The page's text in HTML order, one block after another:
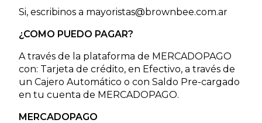
Si, escribinos a mayoristas@brownbee.com.ar
¿COMO PUEDO PAGAR?
A través de la plataforma de MERCADOPAGO
con: Tarjeta de crédito, en Efectivo, a través de
un Cajero Automático o con Saldo Pre-cargado
en tu cuenta de MERCADOPAGO.
MERCADOPAGO